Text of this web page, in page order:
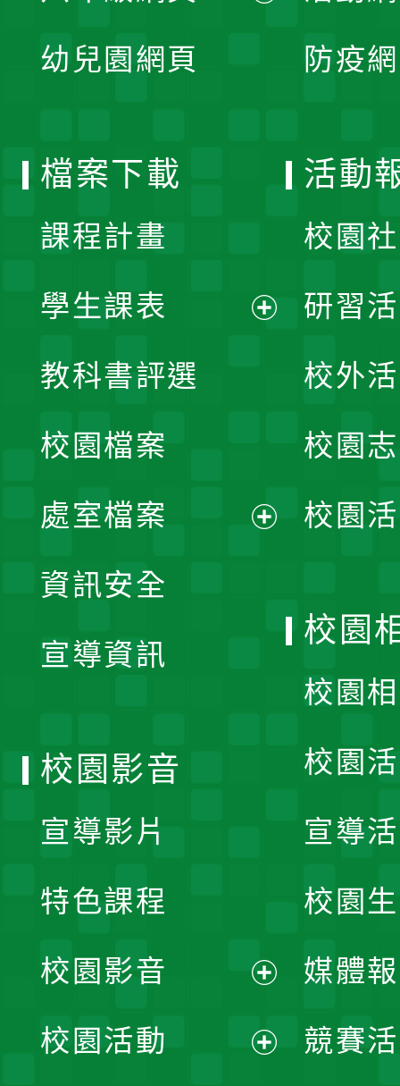
開
幼兒園網頁 防疫
檔案下載
課程計畫
學生課表
單
教科書評選
校園檔案
處室檔案
資訊安全
宣導資訊
活動
校園
研習
校外
校園
校園
校園
校園
校園
宣導
校園
媒體
競賽
校園影音
宣導影片
特色課程
校園影音
開
校園活動